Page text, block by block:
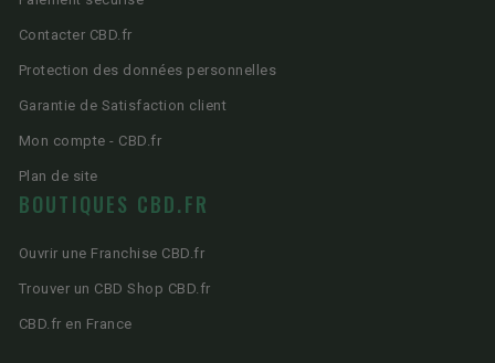
Contacter CBD.fr
Protection des données personnelles
Garantie de Satisfaction client
Mon compte - CBD.fr
Plan de site
BOUTIQUES CBD.FR
Ouvrir une Franchise CBD.fr
Trouver un CBD Shop CBD.fr
CBD.fr en France